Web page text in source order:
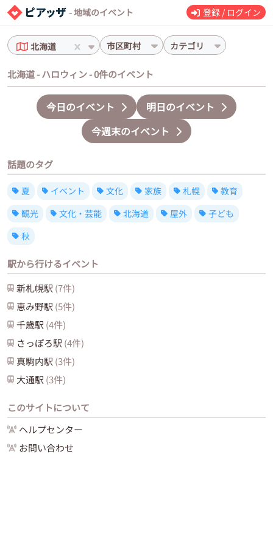
- 地域のイベント 登録 / ログイン
北海道 市区町村 カテゴリ
北海道 - ハロウィン - 0件のイベント
今日のイベント
明日のイベント
今週末のイベント
話題のタグ
夏 イベント 文化 家族 札幌
教育
観光
文化・芸能 北海道 屋外
子ども
秋
駅から行けるイベント
新札幌駅 (7件)
恵み野駅 (5件)
千歳駅 (4件)
さっぽろ駅 (4件)
真駒内駅 (3件)
大通駅 (3件)
このサイトについて
ヘルプセンター
お問い合わせ